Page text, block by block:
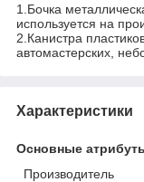
1.Бочка
используется на
2.Канистра
автомастерских,
Характеристики
Основные
Производитель